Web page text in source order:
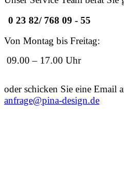
0 23 82/ 768 09 - 55
Von Montag bis Freitag:
09.00 – 17.00 Uhr
oder schicken Sie eine Email
anfrage@pina-design.de